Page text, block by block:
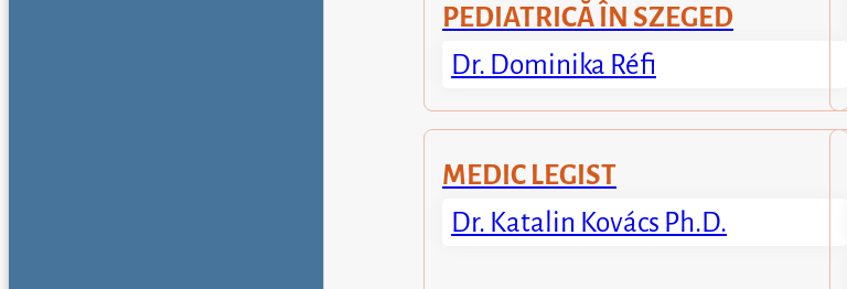
PEDIATRICĂ ÎN SZEGED
Dr. Dominika Réfi
MEDIC LEGIST
Dr. Katalin Kovács Ph.D.